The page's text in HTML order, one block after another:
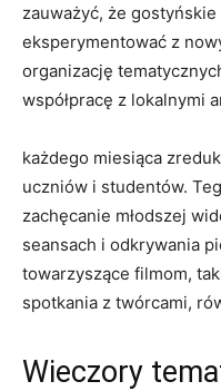
zauważyć, że
eksperymentować z
organizację
współpracę z lokalnymi
każdego miesiąca
uczniów i studentów.
zachęcanie młodszej
seansach i odkrywania
towarzyszące filmom,
spotkania z twórcami,
Wieczory